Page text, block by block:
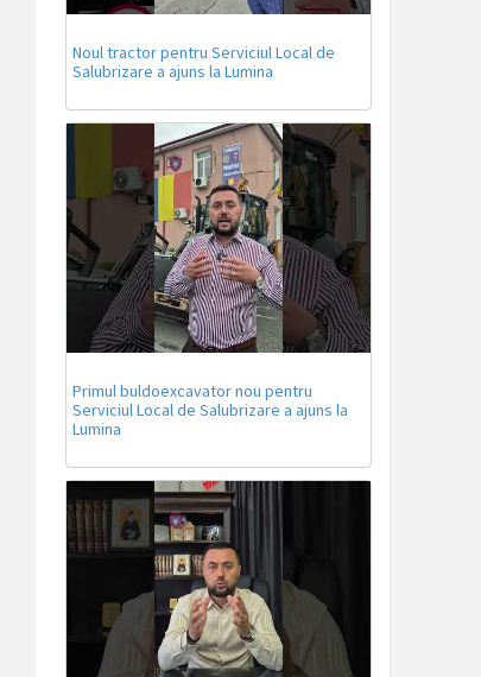
Noul tractor pentru Serviciul Local de
Salubrizare a ajuns la Lumina
Primul buldoexcavator nou pentru
Serviciul Local de Salubrizare a ajuns la
Lumina